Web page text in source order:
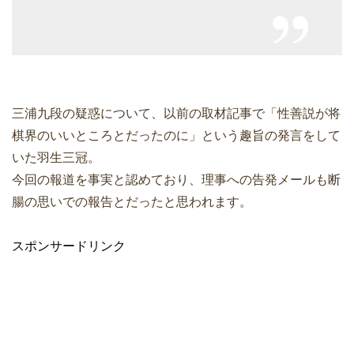
三浦九段の疑惑について、以前の取材記事で「性善説が将
棋界のいいところとだったのに」という趣旨の発言をして
いた羽生三冠。
今回の報道を事実と認めており、理事への告発メールも断
腸の思いでの報告とだったと思われます。
スポンサードリンク